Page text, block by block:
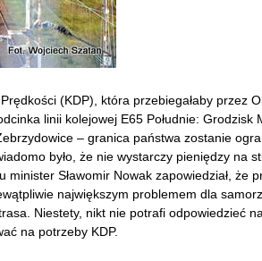
(KDP), która przebiegałaby przez
linii kolejowej E65 Południe: Grodzisk
– granica państwa zostanie
było, że nie wystarczy pieniędzy na
minister Sławomir Nowak zapowiedział, że
największym problemem dla
Niestety, nikt nie potrafi odpowiedzieć
na potrzeby KDP.